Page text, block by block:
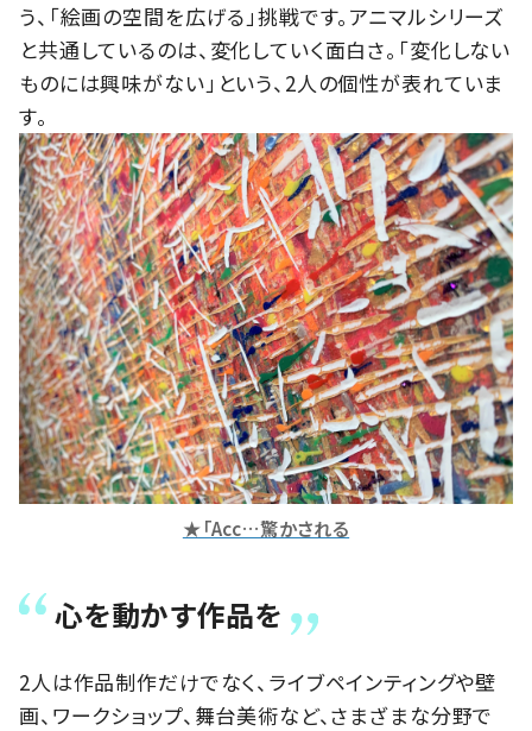
う、「絵画の空間を広げる」挑戦です。アニマルシリーズ
と共通しているのは、変化していく面白さ。「変化しない
ものには興味がない」という、2人の個性が表れていま
す。
★「Acc…驚かされる
心を動かす作品を
2人は作品制作だけでなく、ライブペインティングや壁
画、ワークショップ、舞台美術など、さまざまな分野で